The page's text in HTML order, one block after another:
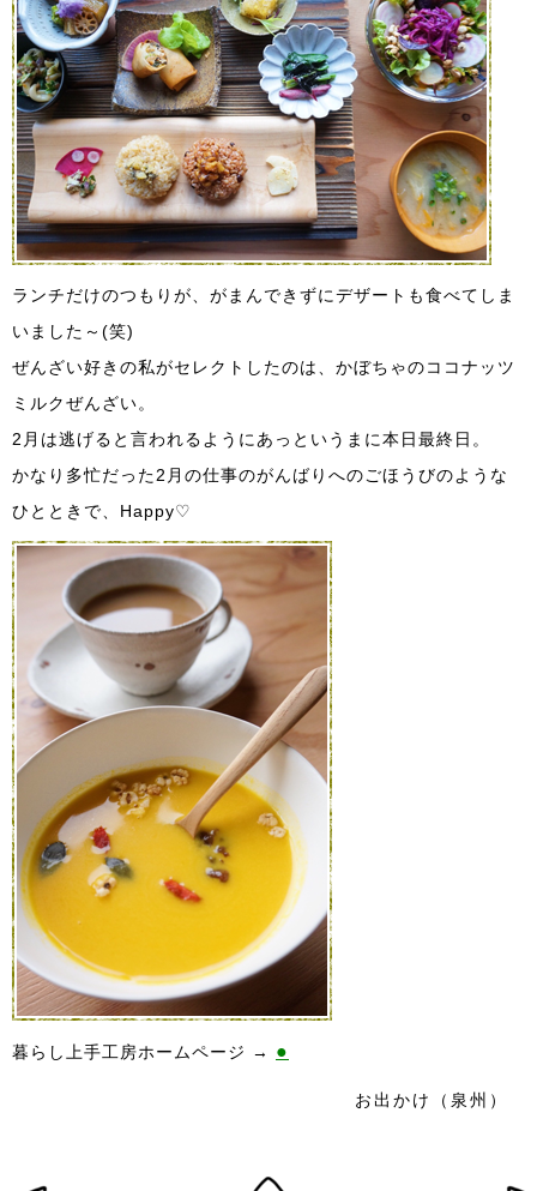
ランチだけのつもりが、がまんできずにデザートも食べてしま
いました～(笑)
ぜんざい好きの私がセレクトしたのは、かぼちゃのココナッツ
ミルクぜんざい。
2月は逃げると言われるようにあっというまに本日最終日。
かなり多忙だった2月の仕事のがんばりへのごほうびのような
ひとときで、Happy♡
暮らし上手工房ホームページ → ●
お出かけ（泉州）